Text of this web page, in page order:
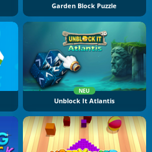
Garden Block Puzzle
NEU
Unblock It Atlantis